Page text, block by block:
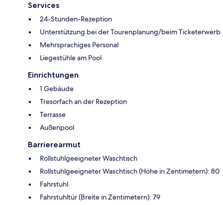
Services
24-Stunden-Rezeption
Unterstützung bei der Tourenplanung/beim Ticketerwerb
Mehrsprachiges Personal
Liegestühle am Pool
Einrichtungen
1 Gebäude
Tresorfach an der Rezeption
Terrasse
Außenpool
Barrierearmut
Rollstuhlgeeigneter Waschtisch
Rollstuhlgeeigneter Waschtisch (Höhe in Zentimetern): 80
Fahrstuhl
Fahrstuhltür (Breite in Zentimetern): 79